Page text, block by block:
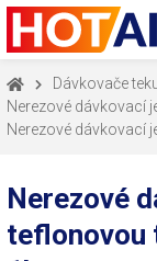
Dávkovače
Nerezové dávkovací
Nerezové dávkovací
Nerezové
teflonovou